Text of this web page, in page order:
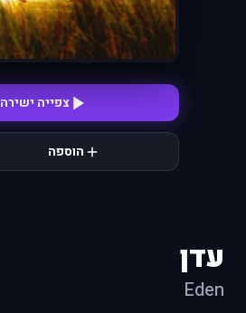
צפייה ישירה
הוספה
עדן
Eden